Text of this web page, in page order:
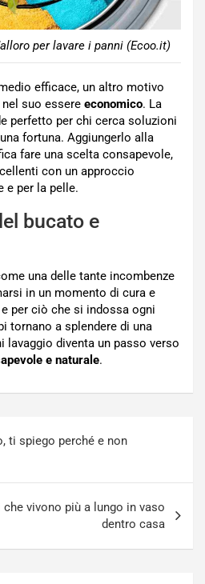
per lavare i panni (Ecoo.it)
efficace, un altro motivo
suo essere economico. La
perfetto per chi cerca soluzioni
fortuna. Aggiungerlo alla
fare una scelta consapevole,
con un approccio
e per la pelle.
bucato e
una delle tante incombenze
in un momento di cura e
per ciò che si indossa ogni
tornano a splendere di una
lavaggio diventa un passo verso
e naturale.
ti spiego perché e non
vivono più a lungo in vaso
dentro casa